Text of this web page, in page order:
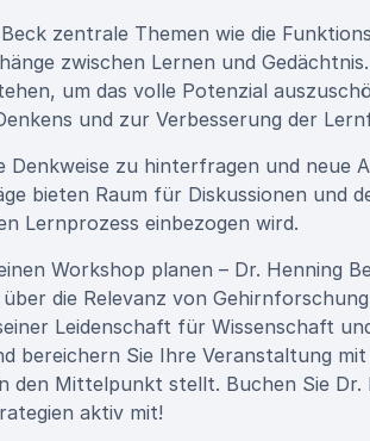
zentrale Themen wie die
zwischen Lernen und
um das volle Potenzial
und zur Verbesserung der
zu hinterfragen und neue
bieten Raum für Diskussionen und
Lernprozess einbezogen wird.
Workshop planen – Dr. Henning
die Relevanz von
Leidenschaft für Wissenschaft
bereichern Sie Ihre Veranstaltung
den Mittelpunkt stellt. Buchen Sie Dr.
aktiv mit!